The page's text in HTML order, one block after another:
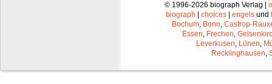
© 1996-2026 biograph Verlag |
biograph
choices engels und
Bochum, Bonn, Castrop-
Essen, Frechen,
Leverkusen, Lünen,
Recklinghausen,